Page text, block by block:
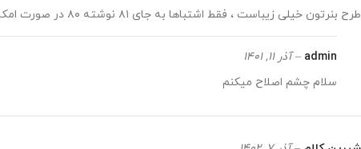
طرح بنرتون خیلی زیباست ، فقط اشتباها به جای ۸۱ نوشته ۸۰ در صورت امکان اصلاح بفرمایید
admin
– آذر 11, 1401
سلام چشم اصلاح میکنم